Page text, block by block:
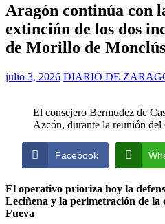
Aragón continúa con
extinción de los dos
de Morillo de
julio 3, 2026 DIARIO DE
El consejero Bermudez de
Azcón, durante la reunión
Facebook
El operativo prioriza hoy la
Leciñena y la perimetración de la
Fueva